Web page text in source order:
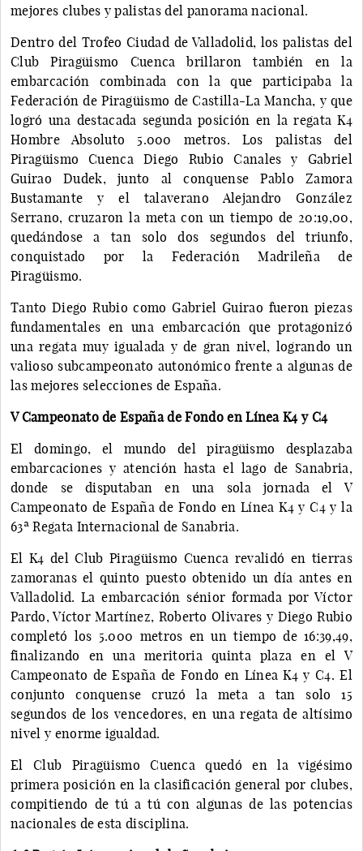
mejores clubes y palistas del panorama nacional.
Dentro del Trofeo Ciudad de Valladolid, los palistas del
Club Piragüismo Cuenca brillaron también en la
embarcación combinada con la que participaba la
Federación de Piragüismo de Castilla-La Mancha, y que
logró una destacada segunda posición en la regata K4
Hombre Absoluto 5.000 metros. Los palistas del
Piragüismo Cuenca Diego Rubio Canales y Gabriel
Guirao Dudek, junto al conquense Pablo Zamora
Bustamante y el talaverano Alejandro González
Serrano, cruzaron la meta con un tiempo de 20:19,00,
quedándose a tan solo dos segundos del triunfo,
conquistado por la Federación Madrileña de
Piragüismo.
Tanto Diego Rubio como Gabriel Guirao fueron piezas
fundamentales en una embarcación que protagonizó
una regata muy igualada y de gran nivel, logrando un
valioso subcampeonato autonómico frente a algunas de
las mejores selecciones de España.
V Campeonato de España de Fondo en Línea K4 y C4
El domingo, el mundo del piragüismo desplazaba
embarcaciones y atención hasta el lago de Sanabria,
donde se disputaban en una sola jornada el V
Campeonato de España de Fondo en Línea K4 y C4 y la
63ª Regata Internacional de Sanabria.
El K4 del Club Piragüismo Cuenca revalidó en tierras
zamoranas el quinto puesto obtenido un día antes en
Valladolid. La embarcación sénior formada por Víctor
Pardo, Víctor Martínez, Roberto Olivares y Diego Rubio
completó los 5.000 metros en un tiempo de 16:39,49,
finalizando en una meritoria quinta plaza en el V
Campeonato de España de Fondo en Línea K4 y C4. El
conjunto conquense cruzó la meta a tan solo 15
segundos de los vencedores, en una regata de altísimo
nivel y enorme igualdad.
El Club Piragüismo Cuenca quedó en la vigésimo
primera posición en la clasificación general por clubes,
compitiendo de tú a tú con algunas de las potencias
nacionales de esta disciplina.